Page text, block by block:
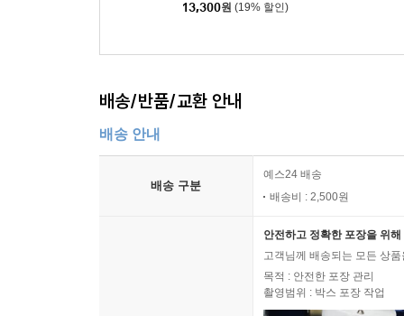
13,300원 (19% 할인)
배송/반품/교환 안내
배송 안내
배송 구분
예스24 배송
배송비 : 2,500원
안전하고 정확한 포장을 위
고객님께 배송되는 모든 상
목적 : 안전한 포장 관리
촬영범위 : 박스 포장 작업